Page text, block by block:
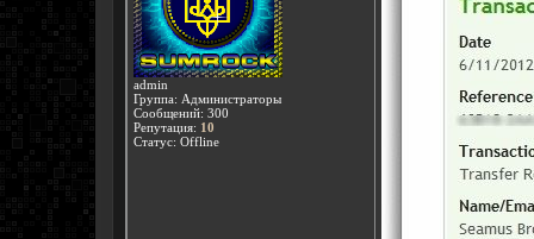
admin
Группа: Администраторы
Сообщений: 300
Репутация: 10
Статус: Offline